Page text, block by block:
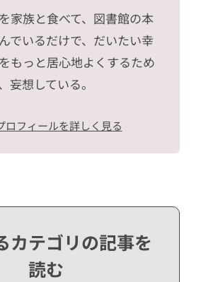
家族と食べて、図書館の本
でいるだけで、だいたい幸
もっと居心地よくするため
妄想している。
ロフィールを詳しく見る
カテゴリの記事を
読む